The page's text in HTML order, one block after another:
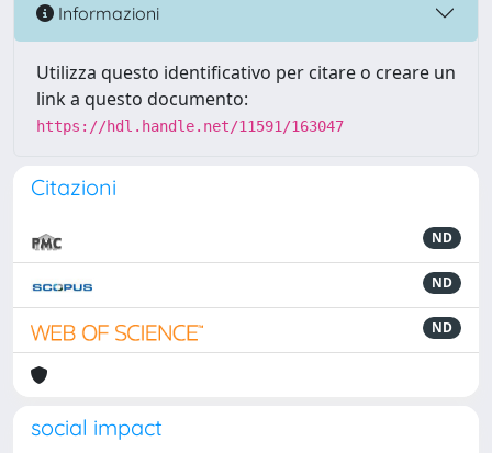
Informazioni
Utilizza questo identificativo per citare o creare un
link a questo documento:
https://hdl.handle.net/11591/163047
Citazioni
ND
ND
ND
social impact